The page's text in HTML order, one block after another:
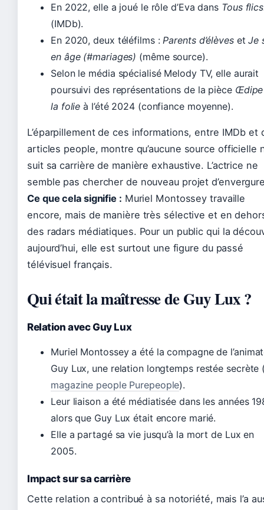
En 2022, elle a joué le rôle d’Eva dans Tous
(IMDb).
En 2020, deux téléfilms : Parents d’élèvesetJe
en âge (#mariages) (même source).
Selon le média spécialisé Melody TV, elle aurait
poursuivi des représentations de la pièce
la folie à l’été 2024 (confiance moyenne).
L’éparpillement de ces informations, entre IMDb et
articles people, montre qu’aucune source officielle
suit sa carrière de manière exhaustive. L’actrice ne
semble pas chercher de nouveau projet
Ce que cela signifie : Muriel Montossey travaille
encore, mais de manière très sélective et en
des radars médiatiques. Pour un public qui la
aujourd’hui, elle est surtout une figure du passé
télévisuel français.
Qui était la maîtresse de Guy Lux ?
Relation avec Guy Lux
Muriel Montossey a été la compagne de
Guy Lux, une relation longtemps restée secrète
magazine people Purepeople).
Leur liaison a été médiatisée dans les années
alors que Guy Lux était encore marié.
Elle a partagé sa vie jusqu’à la mort de Lux en
2005.
Impact sur sa carrière
Cette relation a contribué à sa notoriété, mais l’a